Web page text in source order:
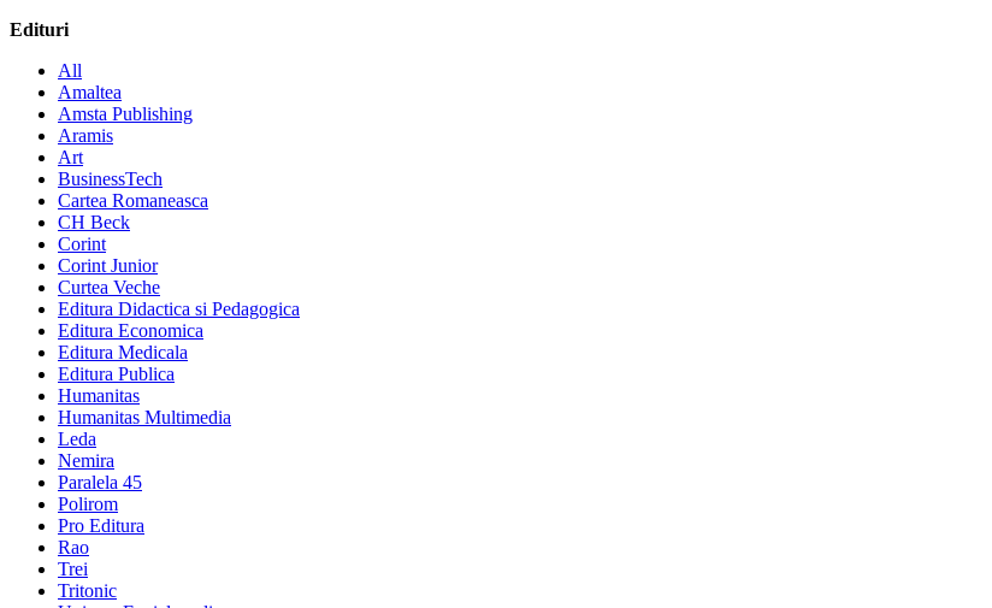
Edituri
All
Amaltea
Amsta Publishing
Aramis
Art
BusinessTech
Cartea Romaneasca
CH Beck
Corint
Corint Junior
Curtea Veche
Editura Didactica si Pedagogica
Editura Economica
Editura Medicala
Editura Publica
Humanitas
Humanitas Multimedia
Leda
Nemira
Paralela 45
Polirom
Pro Editura
Rao
Trei
Tritonic